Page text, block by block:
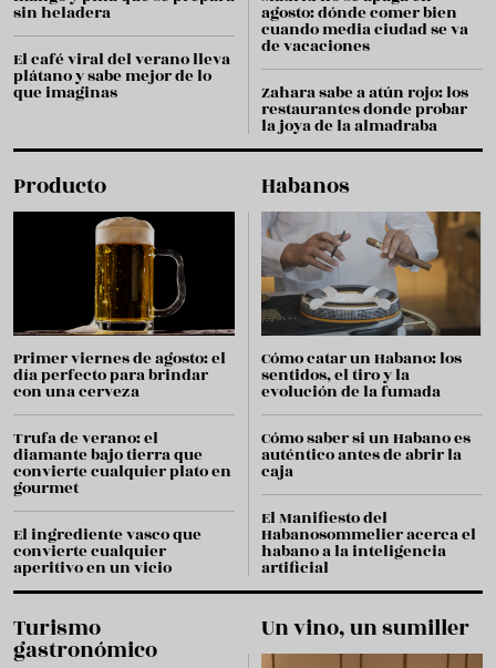
sin heladera
El café viral del verano lleva
plátano y sabe mejor de lo
que imaginas
agosto: dónde comer bien
cuando media ciudad se va
de vacaciones
Zahara sabe a atún rojo: los
restaurantes donde probar
la joya de la almadraba
Producto
Primer viernes de agosto: el
día perfecto para brindar
con una cerveza
Trufa de verano: el
diamante bajo tierra que
convierte cualquier plato en
gourmet
El ingrediente vasco que
convierte cualquier
aperitivo en un vicio
Habanos
Cómo catar un Habano: los
sentidos, el tiro y la
evolución de la fumada
Cómo saber si un Habano es
auténtico antes de abrir la
caja
El Manifiesto del
Habanosommelier acerca el
habano a la inteligencia
artificial
Turismo
gastronómico
Un vino, un sumiller